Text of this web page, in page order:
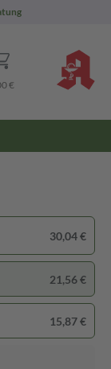
€
30,04 €
21,56 €
15,87 €